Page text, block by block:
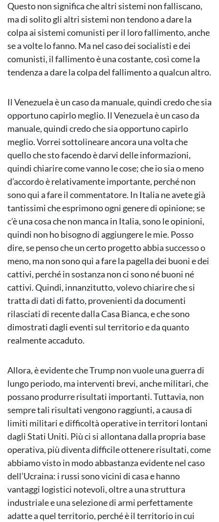
Questo non significa che altri sistemi non falliscano,
ma di solito gli altri sistemi non tendono a dare la
colpa ai sistemi comunisti per il loro fallimento, anche
se a volte lo fanno. Ma nel caso dei socialisti e dei
comunisti, il fallimento è una costante, così come la
tendenza a dare la colpa del fallimento a qualcun altro.
Il Venezuela è un caso da manuale, quindi credo che sia
opportuno capirlo meglio. Il Venezuela è un caso da
manuale, quindi credo che sia opportuno capirlo
meglio. Vorrei sottolineare ancora una volta che
quello che sto facendo è darvi delle informazioni,
quindi chiarire come vanno le cose; che io sia o meno
d’accordo è relativamente importante, perché non
sono qui a fare il commentatore. In Italia ne avete già
tantissimi che esprimono ogni genere di opinione; se
c’è una cosa che non manca in Italia, sono le opinioni,
quindi non ho bisogno di aggiungere le mie. Posso
dire, se penso che un certo progetto abbia successo o
meno, ma non sono qui a fare la pagella dei buoni e dei
cattivi, perché in sostanza non ci sono né buoni né
cattivi. Quindi, innanzitutto, volevo chiarire che si
tratta di dati di fatto, provenienti da documenti
rilasciati di recente dalla Casa Bianca, e che sono
dimostrati dagli eventi sul territorio e da quanto
realmente accaduto.
Allora, è evidente che Trump non vuole una guerra di
lungo periodo, ma interventi brevi, anche militari, che
possano produrre risultati importanti. Tuttavia, non
sempre tali risultati vengono raggiunti, a causa di
limiti militari e difficoltà operative in territori lontani
dagli Stati Uniti. Più ci si allontana dalla propria base
operativa, più diventa difficile ottenere risultati, come
abbiamo visto in modo abbastanza evidente nel caso
dell’Ucraina: i russi sono vicini di casa e hanno
vantaggi logistici notevoli, oltre a una struttura
industriale e una selezione di armi perfettamente
adatte a quel territorio, perché è il territorio in cui